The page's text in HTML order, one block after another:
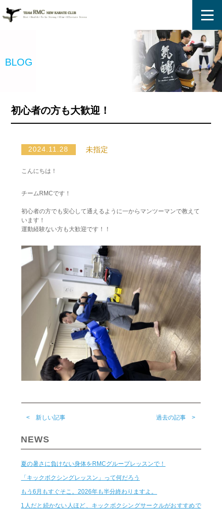
BLOG
初心者の方も大歓迎！
2024.11.28 未指定
こんにちは！
チームRMCです！
初心者の方でも安心して通えるように一からマンツーマンで教えて
います！
運動経験ない方も大歓迎です！！
< 新しい記事 過去の記事 >
NEWS
夏の暑さに負けない身体をRMCグループレッスンで！
「キックボクシングレッスン」って何だろう
もう6月もすぐそこ。2026年も半分終わりますよ。
1人だと続かない人ほど、キックボクシングサークルがおすすめで
指導員
修行・活動
体験募集
アクセス
お問い合わせ